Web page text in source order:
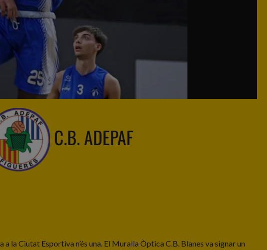
C.B. ADEPAF
la Ciutat Esportiva n’és una. El Muralla Òptica C.B. Blanes va signar un